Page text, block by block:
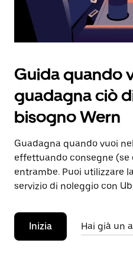
calendario.
Guida quando
guadagna ciò
bisogno Wern
Guadagna quando vuoi
effettuando consegne (se
entrambe. Puoi utilizzare
servizio di noleggio con
Inizia Hai già un